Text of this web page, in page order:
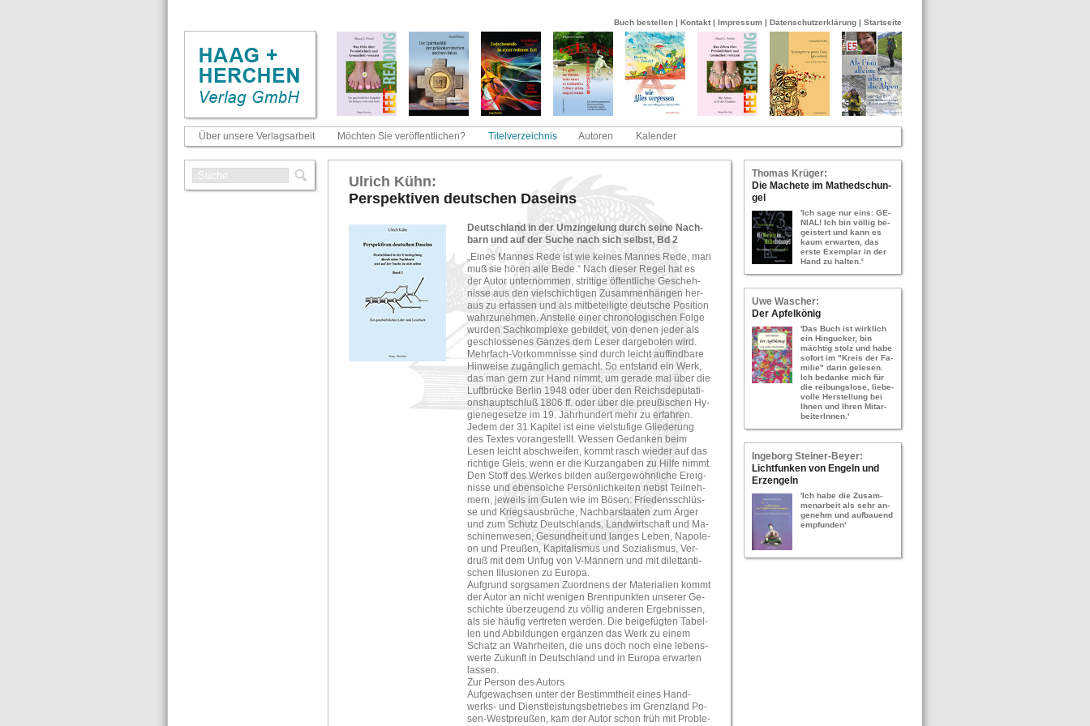
Buch bestellen | Kontakt | Impressum | Datenschutzerklärung | Startseite
Über unsere Verlagsarbeit Möchten Sie veröffentlichen? Titelverzeichnis Autoren Kalender
Tho­mas Krü­ger:
Die Ma­che­te im Ma­thed­schun­
gel
'Ich sage nur eins: GE­
NI­AL! Ich bin völ­lig be­
geis­tert und kann es
kaum er­war­ten, das
erste Ex­em­plar in der
Hand zu hal­ten.'
Uwe Wa­scher:
Der Ap­fel­kö­nig
'Das Buch ist wirk­lich
ein Hin­gu­cker, bin
mäch­tig stolz und habe
so­fort im "Kreis der Fa­
mi­lie" darin ge­le­sen.
Ich be­dan­ke mich für
die rei­bungs­lo­se, lie­be­
vol­le Her­stel­lung bei
Ihnen und Ihren Mit­ar­
bei­te­rIn­nen.'
In­ge­borg Stei­ner-​Bey­er:
Licht­fun­ken von En­geln und
Erz­en­geln
'Ich habe die Zu­sam­
men­ar­beit als sehr an­
ge­nehm und auf­bau­end
emp­fun­den'
Ul­rich Kühn:
Per­spek­ti­ven deut­schen Da­seins
Deutsch­land in der Um­zin­ge­lung durch seine Nach­
barn und auf der Suche nach sich selbst, Bd 2
„Eines Man­nes Rede ist wie kei­nes Man­nes Rede, man
muß sie hören alle Bede.“ Nach die­ser Regel hat es
der Autor un­ter­nom­men, strit­ti­ge öf­f­ent­li­che Ge­scheh­
nis­se aus den viel­schich­ti­gen Zu­sam­men­hän­gen her­
aus zu er­fas­sen und als mit­be­tei­lig­te deut­sche Po­si­ti­on
wahr­zu­neh­men. An­stel­le einer chro­no­lo­gi­schen Folge
wur­den Sach­kom­ple­xe ge­bil­det, von denen jeder als
ge­schlos­se­nes Gan­zes dem Leser dar­ge­bo­ten wird.
Mehr­fach-​Vor­komm­nis­se sind durch leicht auf­find­ba­re
Hin­wei­se zu­gäng­lich ge­macht. So ent­stand ein Werk,
das man gern zur Hand nimmt, um ge­ra­de mal über die
Luft­brü­cke Ber­lin 1948 oder über den Reichs­de­pu­ta­ti­
ons­haupt­schluß 1806 ff. oder über die preu­ßi­schen Hy­
gie­ne­ge­set­ze im 19. Jahr­hun­dert mehr zu er­fah­ren.
Jedem der 31 Ka­pi­tel ist eine viel­stu­fi­ge Glie­de­rung
des Tex­tes vor­an­ge­stellt. Wes­sen Ge­dan­ken beim
Lesen leicht ab­schwei­fen, kommt rasch wie­der auf das
rich­ti­ge Gleis, wenn er die Kurzan­ga­ben zu Hilfe nimmt.
Den Stoff des Wer­kes bil­den au­ßer­ge­wöhn­li­che Er­eig­
nis­se und eben­sol­che Per­sön­lich­kei­ten nebst Teil­neh­
mern, je­weils im Guten wie im Bösen: Frie­dens­schlüs­
se und Kriegs­aus­brü­che, Nach­bar­staa­ten zum Ärger
und zum Schutz Deutsch­lands, Land­wirt­schaft und Ma­
schi­nen­we­sen, Ge­sund­heit und lan­ges Leben, Na­po­le­
on und Preu­ßen, Ka­pi­ta­lis­mus und So­zia­lis­mus, Ver­
druß mit dem Unfug von V-​Män­nern und mit di­let­tan­ti­
schen Il­lu­sio­nen zu Eu­ro­pa.
Auf­grund sorg­sa­men Zu­ord­nens der Ma­te­ria­li­en kommt
der Autor an nicht we­ni­gen Brenn­punk­ten un­se­rer Ge­
schich­te über­zeu­gend zu völ­lig an­de­ren Er­geb­nis­sen,
als sie häu­fig ver­tre­ten wer­den. Die bei­ge­füg­ten Ta­bel­
len und Ab­bil­dun­gen er­gän­zen das Werk zu einem
Schatz an Wahr­hei­ten, die uns doch noch eine le­bens­
wer­te Zu­kunft in Deutsch­land und in Eu­ro­pa er­war­ten
las­sen.
Zur Per­son des Au­tors
Auf­ge­wach­sen unter der Be­stimmt­heit eines Hand­
werks-​ und Dienst­leis­tungs­be­trie­bes im Grenz­land Po­
sen-​West­preu­ßen, kam der Autor schon früh mit Pro­ble­